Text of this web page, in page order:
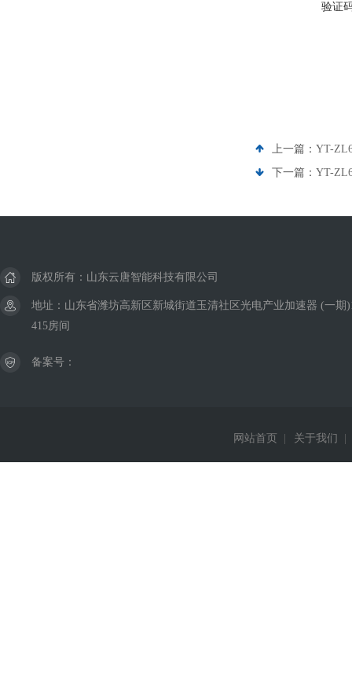
验证
上一篇： YT-
下一篇： YT-
版权所有：山东云唐智能科技有限公司
地址：山东省潍坊高新区新城街道玉清社区光电产业加速器 (一期
415房间
备案号：
网站首页 关于我们